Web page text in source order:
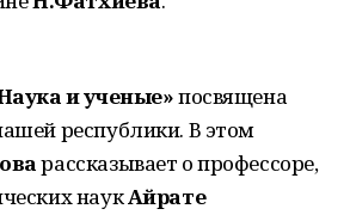
и ученые»посвящена
республики. В этом
рассказывает о профессоре,
наукАйрате